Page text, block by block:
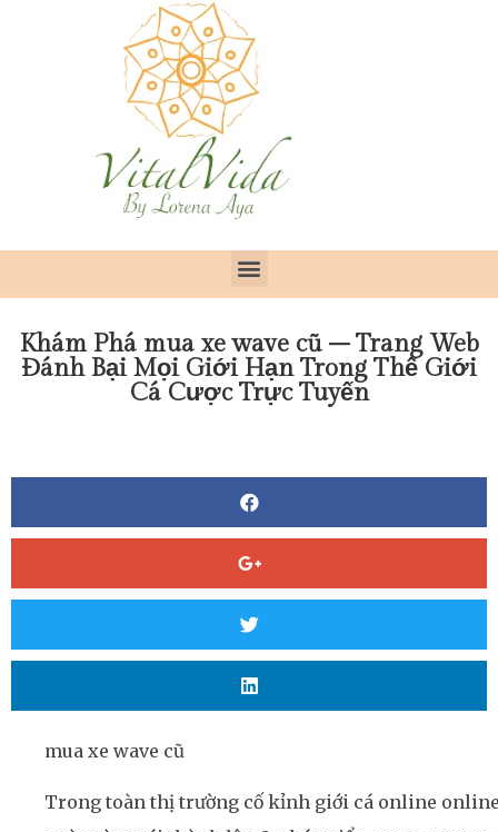
Khám Phá mua xe wave cũ – Trang Web
Đánh Bại Mọi Giới Hạn Trong Thế Giới
Cá Cược Trực Tuyến
mua xe wave cũ
Trong toàn thị trường cố kỉnh giới cá online